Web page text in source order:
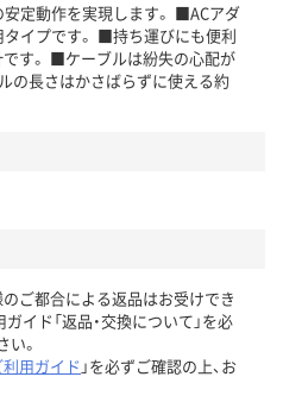
安定動作を実現します。 ■ACアダ
イプです。 ■持ち運びにも便利
す。 ■ケーブルは紛失の心配が
の長さはかさばらずに使える約
のご都合による返品はお受けでき
イド「返品・交換について」を必
。
利用ガイド 」を必ずご確認の上、お